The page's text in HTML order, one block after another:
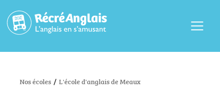
Menu
Nos écoles / L'école d'anglais de Meaux